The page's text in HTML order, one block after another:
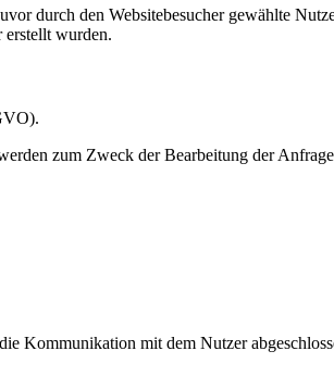
durch den Websitebesucher gewählte
erstellt wurden.
zum Zweck der Bearbeitung der
Kommunikation mit dem Nutzer